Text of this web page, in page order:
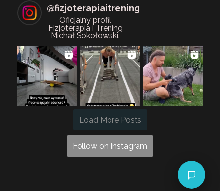
@fizjoterapiaitrening
Oficjalny profil
Fizjoterapia i Trening
Michał Sokołowski.
Load More Posts
Follow on Instagram